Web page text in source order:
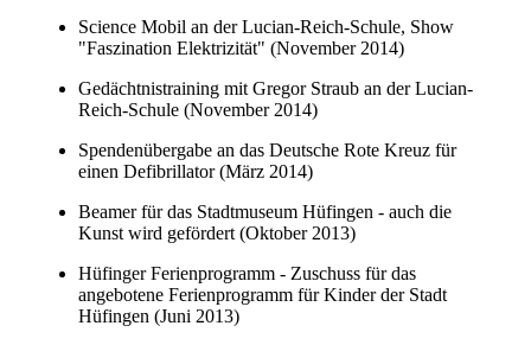
Science Mobil an der Lucian-Reich-Schule, Show
"Faszination Elektrizität" (November 2014)
Gedächtnistraining mit Gregor Straub an der Lucian-
Reich-Schule (November 2014)
Spendenübergabe an das Deutsche Rote Kreuz für
einen Defibrillator (März 2014)
Beamer für das Stadtmuseum Hüfingen - auch die
Kunst wird gefördert (Oktober 2013)
Hüfinger Ferienprogramm - Zuschuss für das
angebotene Ferienprogramm für Kinder der Stadt
Hüfingen (Juni 2013)